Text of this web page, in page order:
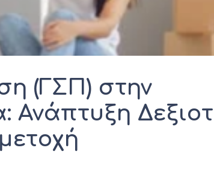
(ΓΣΠ) στην
Ανάπτυξη